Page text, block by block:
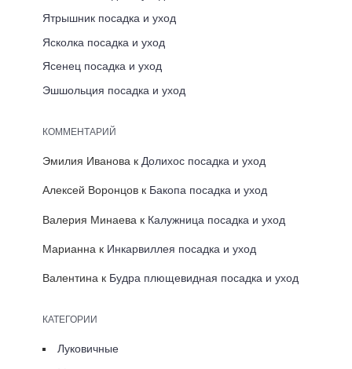
Ятрышник посадка и уход
Ясколка посадка и уход
Ясенец посадка и уход
Эшшольция посадка и уход
КОММЕНТАРИЙ
Эмилия Иванова к Долихос посадка и уход
Алексей Воронцов к Бакопа посадка и уход
Валерия Минаева к Калужница посадка и уход
Марианна к Инкарвиллея посадка и уход
Валентина к Будра плющевидная посадка и уход
КАТЕГОРИИ
Луковичные